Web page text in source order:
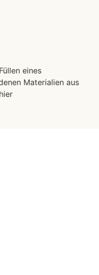
eines
Materialien aus